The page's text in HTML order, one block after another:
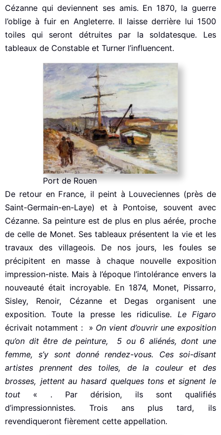
Cézanne qui deviennent ses amis. En 1870, la guerre
l’oblige à fuir en Angleterre. Il laisse derrière lui 1500
toiles qui seront détruites par la soldatesque. Les
tableaux de Constable et Turner l’influencent.
Port de Rouen
De retour en France, il peint à Louveciennes (près de
Saint-Germain-en-Laye) et à Pontoise, souvent avec
Cézanne. Sa peinture est de plus en plus aérée, proche
de celle de Monet. Ses tableaux présentent la vie et les
travaux des villageois. De nos jours, les foules se
précipitent en masse à chaque nouvelle exposition
impression-niste. Mais à l’époque l’intolérance envers la
nouveauté était incroyable. En 1874, Monet, Pissarro,
Sisley, Renoir, Cézanne et Degas organisent une
exposition. Toute la presse les ridiculise. Le Figaro
écrivait notamment : » On vient d’ouvrir une exposition
qu’on dit être de peinture, 5 ou 6 aliénés, dont une
femme, s’y sont donné rendez-vous. Ces soi-disant
artistes prennent des toiles, de la couleur et des
brosses, jettent au hasard quelques tons et signent le
tout « . Par dérision, ils sont qualifiés
d’impressionnistes. Trois ans plus tard, ils
revendiqueront fièrement cette appellation.